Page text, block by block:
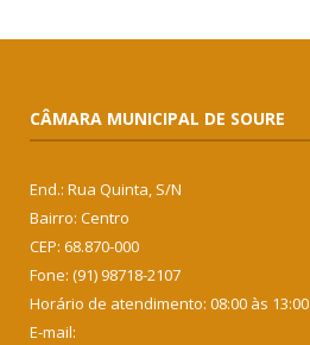
CÂMARA MUNICIPAL DE SOURE
End.: Rua Quinta, S/N
Bairro: Centro
CEP: 68.870-000
Fone: (91) 98718-2107
Horário de atendimento: 08:00 às 13:00
E-mail: